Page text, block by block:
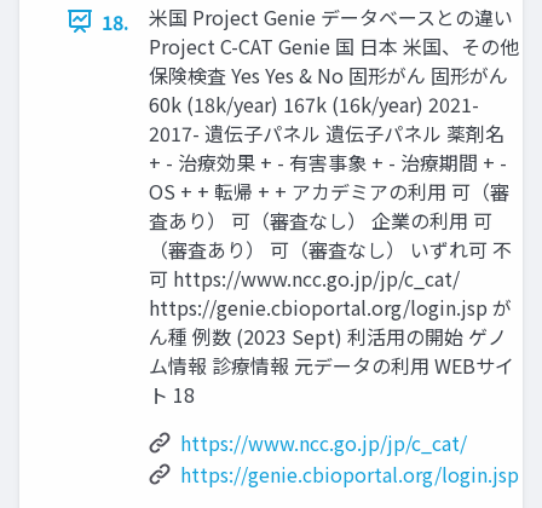
18.
米国 Project Genie データベースとの違い
Project C-CAT Genie 国 日本 米国、その他
保険検査 Yes Yes & No 固形がん 固形がん
60k (18k/year) 167k (16k/year) 2021-
2017- 遺伝子パネル 遺伝子パネル 薬剤名
+ - 治療効果 + - 有害事象 + - 治療期間 + -
OS + + 転帰 + + アカデミアの利用 可（審
査あり） 可（審査なし） 企業の利用 可
（審査あり） 可（審査なし） いずれ可 不
可 https://www.ncc.go.jp/jp/c_cat/
https://genie.cbioportal.org/login.jsp が
ん種 例数 (2023 Sept) 利活用の開始 ゲノ
ム情報 診療情報 元データの利用 WEBサイ
ト 18
https://www.ncc.go.jp/jp/c_cat/
https://genie.cbioportal.org/login.jsp